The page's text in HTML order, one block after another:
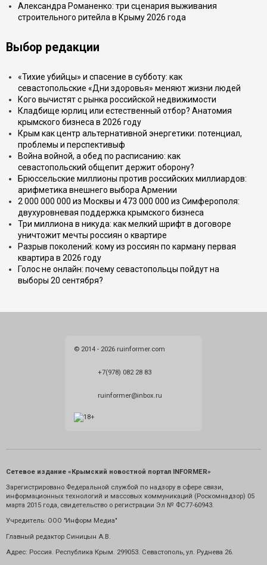
Александра Романенко: три сценария выживания
строительного ритейла в Крыму 2026 года
Выбор редакции
«Тихие убийцы» и спасение в субботу: как
севастопольские «Дни здоровья» меняют жизни людей
Кого вычистят с рынка российской недвижимости
Кладбище юрлиц или естественный отбор? Анатомия
крымского бизнеса в 2026 году
Крым как центр альтернативной энергетики: потенциал,
проблемы и перспективыф
Война войной, а обед по расписанию: как
севастопольский общепит держит оборону?
Брюссельские миллионы против российских миллиардов:
арифметика внешнего выбора Армении
2 000 000 000 из Москвы и 473 000 000 из Симферополя:
двухуровневая поддержка крымского бизнеса
Три миллиона в никуда: как мелкий шрифт в договоре
уничтожит мечты россиян о квартире
Разрыв поколений: кому из россиян по карману первая
квартира в 2026 году
Голос не онлайн: почему севастопольцы пойдут на
выборы 20 сентября?
© 2014 - 2026 ruinformer.com
+7(978) 082 28 83
ruinformer@inbox.ru
Сетевое издание «Крымский новостной портал INFORMER»
Зарегистрировано Федеральной службой по надзору в сфере связи,
информационных технологий и массовых коммуникаций (Роскомнадзор) 05
марта 2015 года, свидетельство о регистрации Эл № ФС77-60943.
Учредитель: ООО "Информ Медиа"
Главный редактор Синицын А.В.
Адрес: Россия. Республика Крым. 299053. Севастополь, ул. Руднева 26.